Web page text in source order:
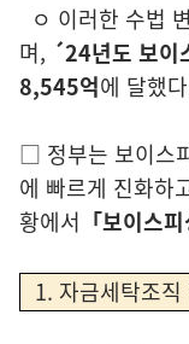
ㅇ 이러한 수법
며, ´24년도 보이
8,545억에 달했
□ 정부는 보이스
에 빠르게 진화하
황에서 「보이스
1. 자금세탁조